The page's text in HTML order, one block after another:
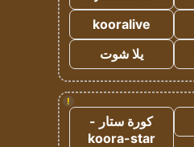
kooralive
يلا شوت
!
كورة ستار -
koora-star